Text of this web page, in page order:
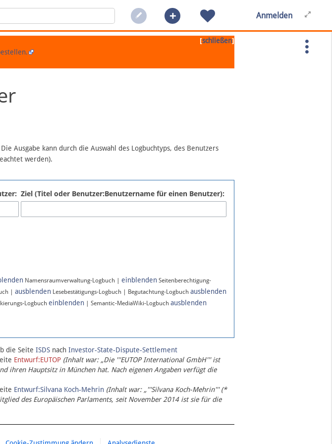
Anmelden
[schließen]
Ausgabe kann durch die Auswahl des Logbuchtyps, des Benutzers
werden).
Ziel (Titel oder Benutzer:Benutzername für einen Benutzer):
Namensraumverwaltung-Logbuch | einblenden Seitenberechtigung-
| ausblenden Lesebestätigungs-Logbuch | Begutachtung-Logbuch ausblenden
Logbuch einblenden | Semantic-MediaWiki-Logbuch ausblenden
die Seite ISDS nach Investor-State-Dispute-Settlement
Entwurf:EUTOP (Inhalt war: „Die '''EUTOP International GmbH''' ist
ihren Hauptsitz in München hat. Nach eigenen Angaben verfügt die
Entwurf:Silvana Koch-Mehrin (Inhalt war: „'''Silvana Koch-Mehrin''' (*
des Europäischen Parlaments, seit November 2014 ist sie für die